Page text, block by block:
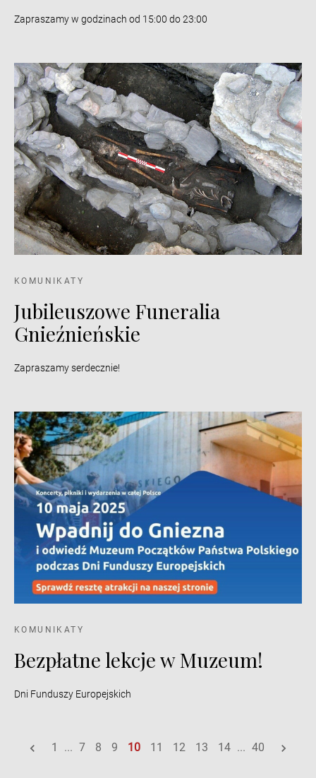
Zapraszamy w godzinach od 15:00 do 23:00
KOMUNIKATY
Jubileuszowe Funeralia
Gnieźnieńskie
Zapraszamy serdecznie!
KOMUNIKATY
Bezpłatne lekcje w Muzeum!
Dni Funduszy Europejskich
1 ... 7 8 9 10 11 12 13 14 ... 40